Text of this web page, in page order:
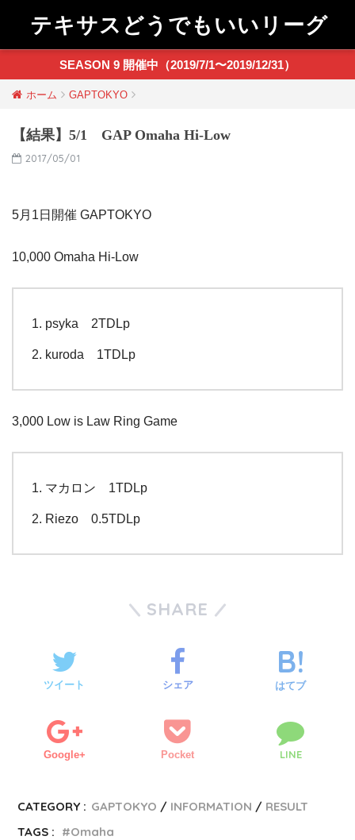
テキサスどうでもいいリーグ
SEASON 9 開催中（2019/7/1〜2019/12/31）
ホーム GAPTOKYO
【結果】5/1 GAP Omaha Hi-Low
2017/05/01
5月1日開催 GAPTOKYO
10,000 Omaha Hi-Low
psyka 2TDLp
kuroda 1TDLp
3,000 Low is Law Ring Game
マカロン 1TDLp
Riezo 0.5TDLp
SHARE
ツイート シェア はてブ
Google+ Pocket LINE
CATEGORY : GAPTOKYO INFORMATION
RESULT
TAGS :
Omaha